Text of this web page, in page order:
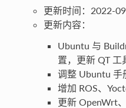
更新时间：2022-
更新内容：
Ubuntu 与
置，更新 QT 工
调整 Ubuntu 手
增加 ROS、
更新 OpenWrt